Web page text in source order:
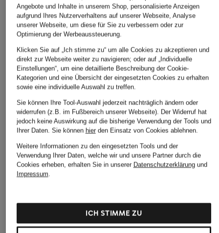
+Aktionsrabatt
BRAX
Chino MARA
59,99 €
Bestpreis:50,99 €
+Aktionsrabatt
LUISA CERANO
Hose
222,99 €
+Aktionsrabatt
CAMBIO
Chino KARINA
129,99 €
Angebote und Inhalte in unserem Shop, personalisierte Anzeigen
aufgrund Ihres Nutzerverhaltens auf unserer Webseite, Analyse
unserer Webseite, um diese für Sie zu verbessern oder zur
Optimierung der Werbeaussteuerung.
Klicken Sie auf „Ich stimme zu“ um alle Cookies zu akzeptieren und
direkt zur Webseite weiter zu navigieren; oder auf „Individuelle
Einstellungen“, um eine detaillierte Beschreibung der Cookie-
Kategorien und eine Übersicht der eingesetzten Cookies zu erhalten
sowie eine individuelle Auswahl zu treffen.
Sie können Ihre Tool-Auswahl jederzeit nachträglich ändern oder
widerrufen (z.B. im Fußbereich unserer Webseite). Der Widerruf hat
jedoch keine Auswirkung auf die bisherige Verwendung der Tools und
Ihrer Daten. Sie können hierden Einsatz von Cookies ablehnen.
Weitere Informationen zu den eingesetzten Tools und der
Verwendung Ihrer Daten, welche wir und unsere Partner durch die
Cookies erheben, erhalten Sie in unserer Datenschutzerklärungund
Impressum.
ICH STIMME ZU